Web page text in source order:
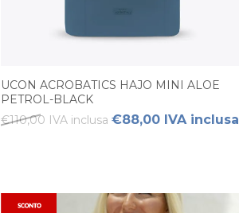
UCON ACROBATICS HAJO MINI ALOE
PETROL-BLACK
€110,00 IVA inclusa €88,00 IVA inclusa